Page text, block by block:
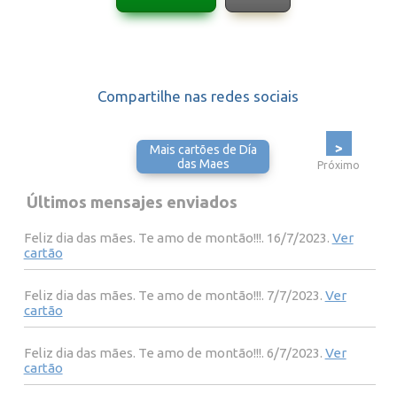
Compartilhe nas redes sociais
Mais cartões de Día
das Maes
>
Próximo
Últimos mensajes enviados
Feliz dia das mães. Te amo de montão!!!. 16/7/2023. Ver
cartão
Feliz dia das mães. Te amo de montão!!!. 7/7/2023. Ver
cartão
Feliz dia das mães. Te amo de montão!!!. 6/7/2023. Ver
cartão